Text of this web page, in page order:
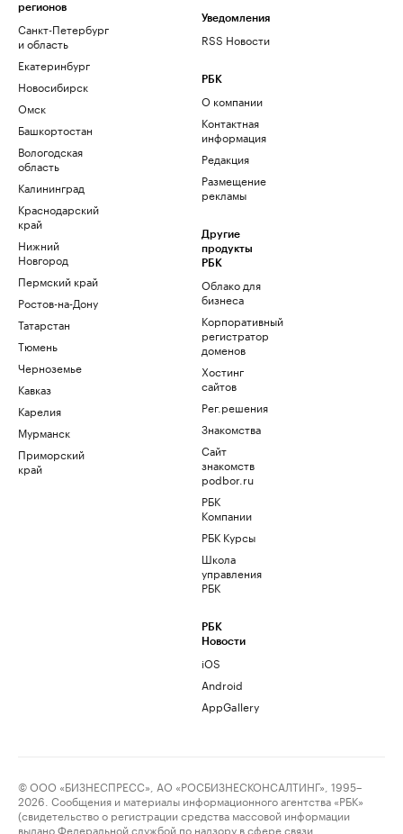
регионов
Санкт-Петербург
и область
Екатеринбург
Новосибирск
Омск
Башкортостан
Вологодская
область
Калининград
Краснодарский
край
Нижний
Новгород
Пермский край
Ростов-на-Дону
Татарстан
Тюмень
Черноземье
Кавказ
Карелия
Мурманск
Приморский
край
Уведомления
RSS Новости
РБК
О компании
Контактная
информация
Редакция
Размещение
рекламы
Другие
продукты
РБК
Облако для
бизнеса
Корпоративный
регистратор
доменов
Хостинг
сайтов
Рег.решения
Знакомства
Сайт
знакомств
podbor.ru
РБК
Компании
РБК Курсы
Школа
управления
РБК
РБК
Новости
iOS
Android
AppGallery
© ООО «БИЗНЕСПРЕСС», АО «РОСБИЗНЕСКОНСАЛТИНГ», 1995–
2026. Сообщения и материалы информационного агентства «РБК»
(свидетельство о регистрации средства массовой информации
выдано Федеральной службой по надзору в сфере связи,